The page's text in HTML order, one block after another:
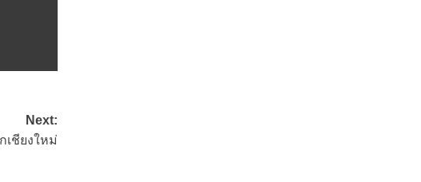
Next:
เชียงใหม่